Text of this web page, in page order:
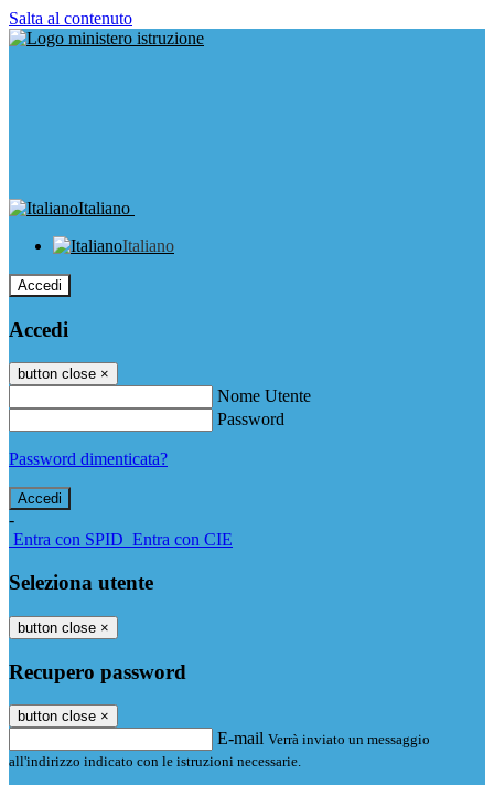
Salta al contenuto
Italiano
Italiano
Accedi
Accedi
button close ×
Nome Utente
Password
Password dimenticata?
-
Entra con SPID Entra con CIE
Seleziona utente
button close ×
Recupero password
button close ×
E-mail Verrà inviato un messaggio
all'indirizzo indicato con le istruzioni necessarie.